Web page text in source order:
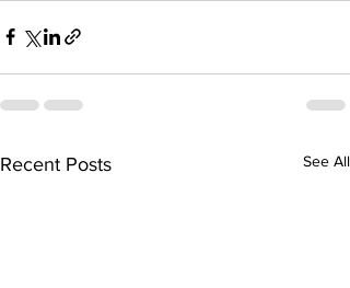
Recent Posts See All